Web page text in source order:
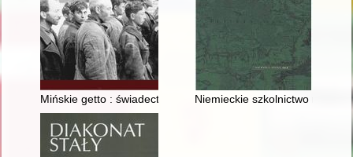
Mińskie getto : świadectwo oporuNiemieckie szkolnictwo